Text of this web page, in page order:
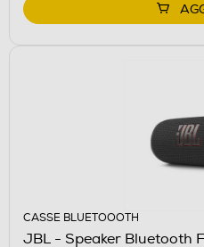
CASSE BLUETOOOTH
JBL - Speaker Bluetooth